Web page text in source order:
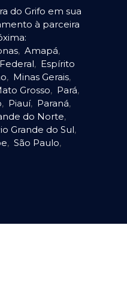
do Grifo em sua
à parceira
, Amapá,
, Espírito
, Minas Gerais,
Grosso, Pará,
, Piauí, Paraná,
do Norte,
Grande do Sul,
, São Paulo,